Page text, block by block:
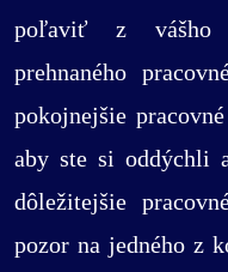
poľaviť z vášho
prehnaného
pokojnejšie
aby ste si oddýchli
dôležitejšie
pozor na jedného z